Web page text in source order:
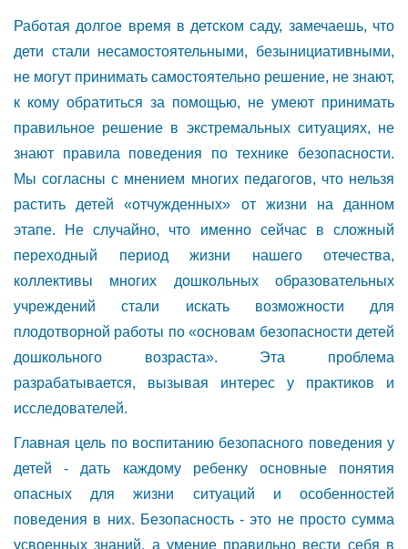
Работая долгое время в детском саду, замечаешь, что
дети стали несамостоятельными, безынициативными,
не могут принимать самостоятельно решение, не знают,
к кому обратиться за помощью, не умеют принимать
правильное решение в экстремальных ситуациях, не
знают правила поведения по технике безопасности.
Мы согласны с мнением многих педагогов, что нельзя
растить детей «отчужденных» от жизни на данном
этапе. Не случайно, что именно сейчас в сложный
переходный период жизни нашего отечества,
коллективы многих дошкольных образовательных
учреждений стали искать возможности для
плодотворной работы по «основам безопасности детей
дошкольного возраста». Эта проблема
разрабатывается, вызывая интерес у практиков и
исследователей.
Главная цель по воспитанию безопасного поведения у
детей - дать каждому ребенку основные понятия
опасных для жизни ситуаций и особенностей
поведения в них. Безопасность - это не просто сумма
усвоенных знаний, а умение правильно вести себя в